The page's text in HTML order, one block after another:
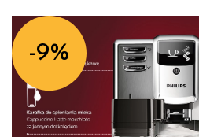
-9%